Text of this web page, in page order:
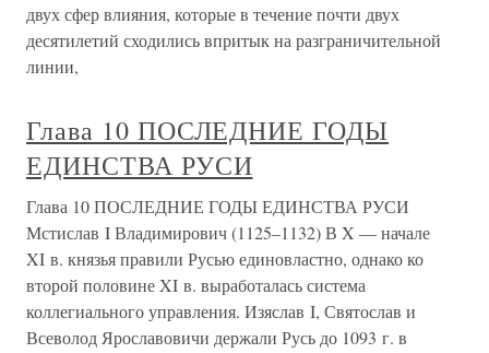
двух сфер влияния, которые в течение почти двух
десятилетий сходились впритык на разграничительной
линии,
Глава 10 ПОСЛЕДНИЕ ГОДЫ
ЕДИНСТВА РУСИ
Глава 10 ПОСЛЕДНИЕ ГОДЫ ЕДИНСТВА РУСИ
Мстислав I Владимирович (1125–1132) В X — начале
XI в. князья правили Русью единовластно, однако ко
второй половине XI в. выработалась система
коллегиального управления. Изяслав I, Святослав и
Всеволод Ярославовичи держали Русь до 1093 г. в